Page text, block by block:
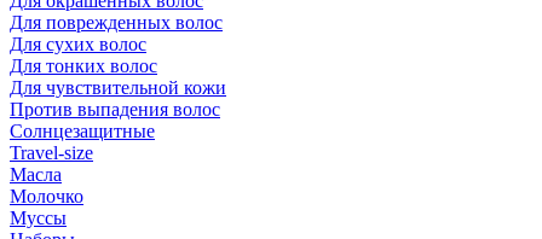
Для поврежденных волос
Для сухих волос
Для тонких волос
Для чувствительной кожи
Против выпадения волос
Солнцезащитные
Travel-size
Масла
Молочко
Муссы